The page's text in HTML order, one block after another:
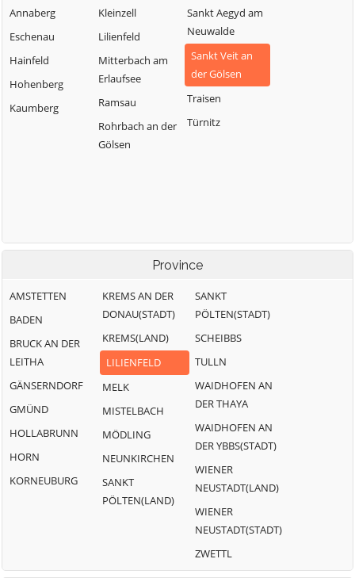
Annaberg
Eschenau
Hainfeld
Hohenberg
Kaumberg
Kleinzell
Lilienfeld
Mitterbach am
Erlaufsee
Ramsau
Rohrbach an der
Gölsen
Sankt Aegyd am
Neuwalde
Sankt Veit an
der Gölsen
Traisen
Türnitz
Province
AMSTETTEN
BADEN
BRUCK AN DER
LEITHA
GÄNSERNDORF
GMÜND
HOLLABRUNN
HORN
KORNEUBURG
KREMS AN DER
DONAU(STADT)
KREMS(LAND)
LILIENFELD
MELK
MISTELBACH
MÖDLING
NEUNKIRCHEN
SANKT
PÖLTEN(LAND)
SANKT
PÖLTEN(STADT)
SCHEIBBS
TULLN
WAIDHOFEN AN
DER THAYA
WAIDHOFEN AN
DER YBBS(STADT)
WIENER
NEUSTADT(LAND)
WIENER
NEUSTADT(STADT)
ZWETTL